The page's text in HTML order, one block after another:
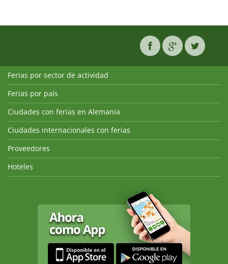
Ferias por sector de actividad
Ferias por país
Ciudades con ferias en Alemania
Ciudades internacionales con ferias
Proveedores
Hoteles